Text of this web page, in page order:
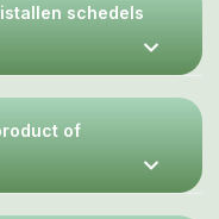
schedels
of